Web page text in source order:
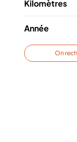
Kilomètres
Année
On